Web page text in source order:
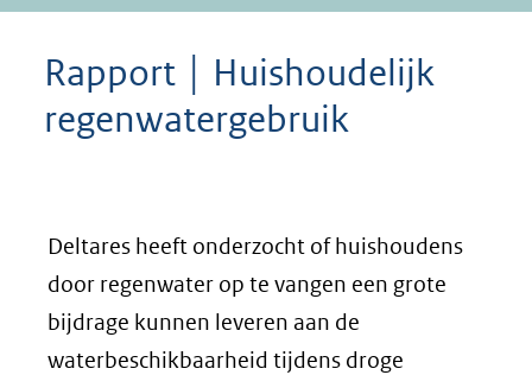
Rapport │ Huishoudelijk
regenwatergebruik
Deltares heeft onderzocht of huishoudens
door regenwater op te vangen een grote
bijdrage kunnen leveren aan de
waterbeschikbaarheid tijdens droge